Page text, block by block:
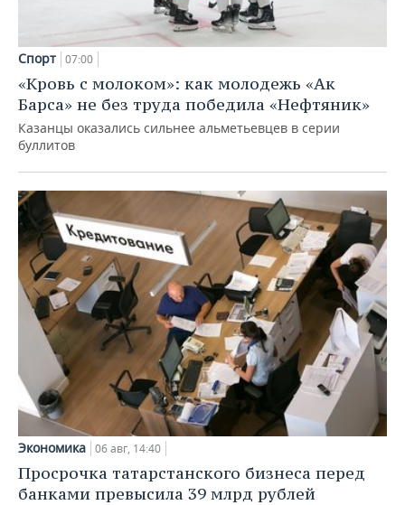
Спорт 07:00
«Кровь с молоком»: как молодежь «Ак
Барса» не без труда победила «Нефтяник»
Казанцы оказались сильнее альметьевцев в серии
буллитов
Экономика 06 авг, 14:40
Просрочка татарстанского бизнеса перед
банками превысила 39 млрд рублей